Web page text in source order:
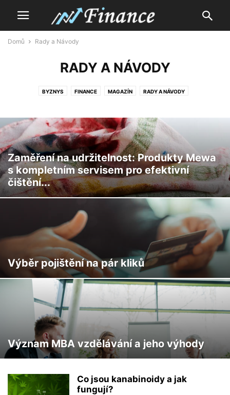
Domů Rady a Návody
RADY A NÁVODY
BYZNYS FINANCE MAGAZÍN RADY A NÁVODY
Zaměření na udržitelnost: Produkty Mewa
s kompletním servisem pro efektivní
čištění...
Výběr pojištění na pár kliků
Význam MBA vzdělávání a jeho výhody
Co jsou kanabinoidy a jak
fungují?